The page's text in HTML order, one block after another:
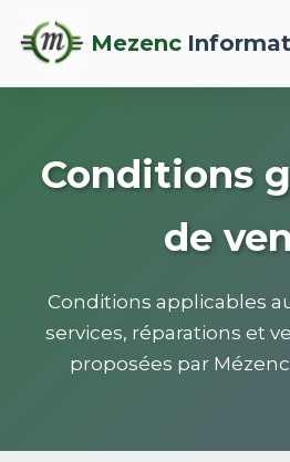
Mezenc
Conditions
de
Conditions applicables
services, réparations et
proposées par